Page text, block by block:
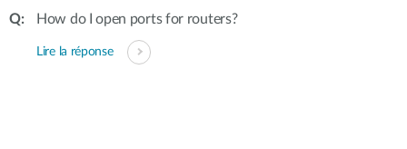
How do I open ports for routers?
Lire la réponse